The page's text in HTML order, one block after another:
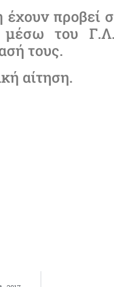
προβεί
μέσω του
τους.
αίτηση.